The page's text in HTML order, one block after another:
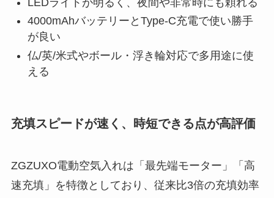
4000mAhバッテリーとType-C充電で使い勝手
が良い
仏/英/米式やボール・浮き輪対応で多用途に使
える
充填スピードが速く、時短できる点が高評価
ZGZUXO電動空気入れは「最先端モーター」「高
速充填」を特徴としており、従来比3倍の充填効率